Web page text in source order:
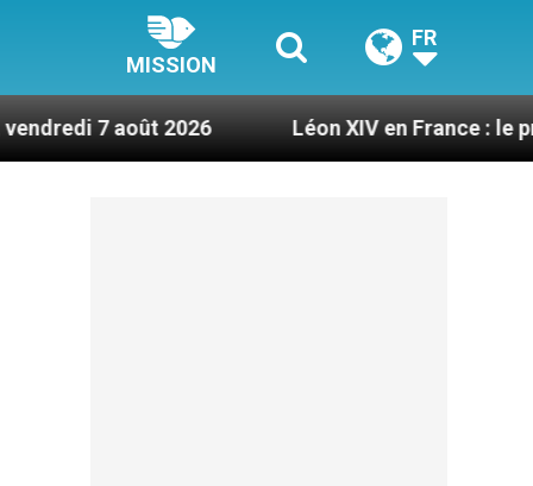
MISSION
FR
2026 Léon XIV en France : le programme